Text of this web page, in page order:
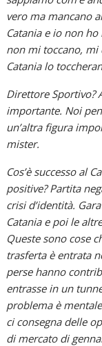
vero ma mancano
Catania e io non
non mi toccano, mi
Catania lo
Direttore Sportivo?
importante. Noi
un’altra figura
mister.
Cos’è successo al
positive? Partita
crisi d’identità.
Catania e poi le
Queste sono cose
trasferta è entrata
perse hanno
entrasse in un
problema è
ci consegna delle
di mercato di